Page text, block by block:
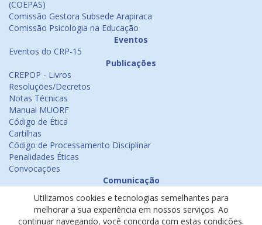
(COEPAS)
Comissão Gestora Subsede Arapiraca
Comissão Psicologia na Educação
Eventos
Eventos do CRP-15
Publicações
CREPOP - Livros
Resoluções/Decretos
Notas Técnicas
Manual MUORF
Código de Ética
Cartilhas
Código de Processamento Disciplinar
Penalidades Éticas
Convocações
Comunicação
Emissão de Certificados
Psicologia na Mídia
Utilizamos cookies e tecnologias semelhantes para
melhorar a sua experiência em nossos serviços. Ao
continuar navegando, você concorda com estas condições.